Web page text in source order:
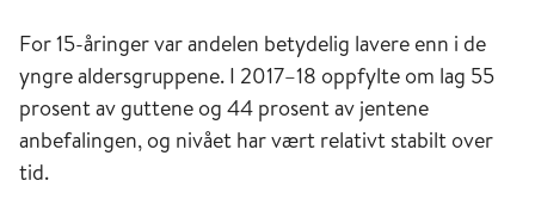
For 15-åringer var andelen betydelig lavere enn i de
yngre aldersgruppene. I 2017–18 oppfylte om lag 55
prosent av guttene og 44 prosent av jentene
anbefalingen, og nivået har vært relativt stabilt over
tid.